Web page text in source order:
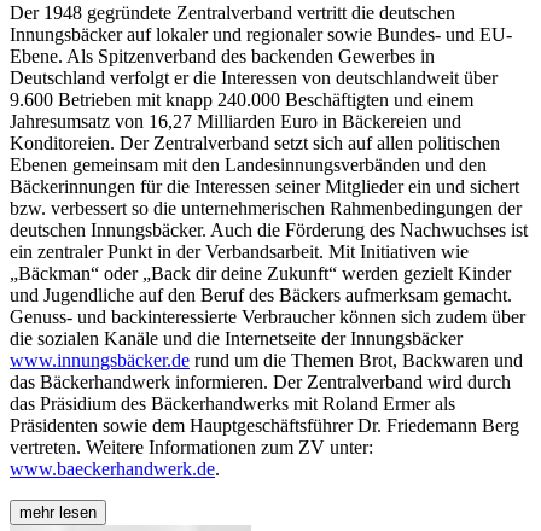
Der 1948 gegründete Zentralverband vertritt die deutschen
Innungsbäcker auf lokaler und regionaler sowie Bundes- und EU-
Ebene. Als Spitzenverband des backenden Gewerbes in
Deutschland verfolgt er die Interessen von deutschlandweit über
9.600 Betrieben mit knapp 240.000 Beschäftigten und einem
Jahresumsatz von 16,27 Milliarden Euro in Bäckereien und
Konditoreien. Der Zentralverband setzt sich auf allen politischen
Ebenen gemeinsam mit den Landesinnungsverbänden und den
Bäckerinnungen für die Interessen seiner Mitglieder ein und sichert
bzw. verbessert so die unternehmerischen Rahmenbedingungen der
deutschen Innungsbäcker. Auch die Förderung des Nachwuchses ist
ein zentraler Punkt in der Verbandsarbeit. Mit Initiativen wie
„Bäckman“ oder „Back dir deine Zukunft“ werden gezielt Kinder
und Jugendliche auf den Beruf des Bäckers aufmerksam gemacht.
Genuss- und backinteressierte Verbraucher können sich zudem über
die sozialen Kanäle und die Internetseite der Innungsbäcker
www.innungsbäcker.de rund um die Themen Brot, Backwaren und
das Bäckerhandwerk informieren. Der Zentralverband wird durch
das Präsidium des Bäckerhandwerks mit Roland Ermer als
Präsidenten sowie dem Hauptgeschäftsführer Dr. Friedemann Berg
vertreten. Weitere Informationen zum ZV unter:
www.baeckerhandwerk.de.
mehr lesen